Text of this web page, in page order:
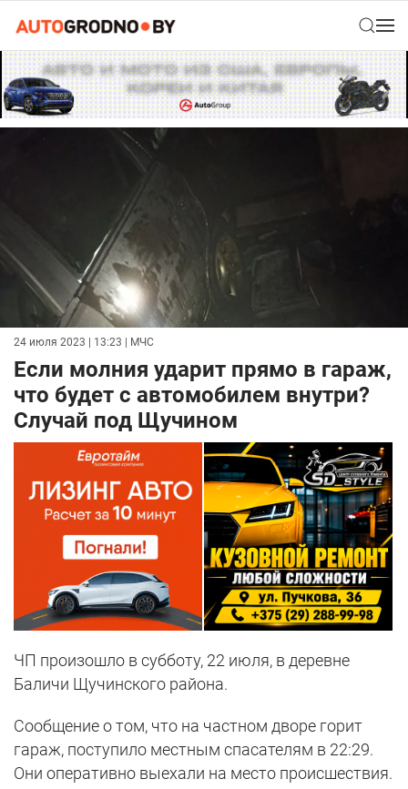
24 июля 2023 | 13:23 | МЧС
Если молния ударит прямо в гараж,
что будет с автомобилем внутри?
Случай под Щучином
ЧП произошло в субботу, 22 июля, в деревне
Баличи Щучинского района.
Сообщение о том, что на частном дворе горит
гараж, поступило местным спасателям в 22:29.
Они оперативно выехали на место происшествия.